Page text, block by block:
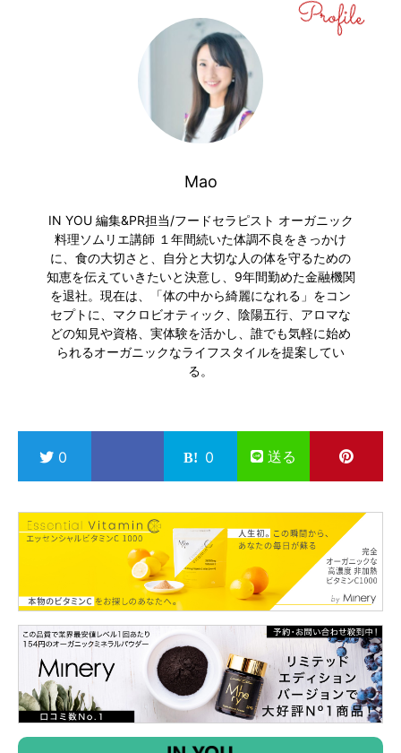
Mao
IN YOU 編集&PR担当/フードセラピスト オーガニック
料理ソムリエ講師 １年間続いた体調不良をきっかけ
に、食の大切さと、自分と大切な人の体を守るための
知恵を伝えていきたいと決意し、9年間勤めた金融機関
を退社。現在は、「体の中から綺麗になれる」をコン
セプトに、マクロビオティック、陰陽五行、アロマな
どの知見や資格、実体験を活かし、誰でも気軽に始め
られるオーガニックなライフスタイルを提案してい
る。
0 0 送る